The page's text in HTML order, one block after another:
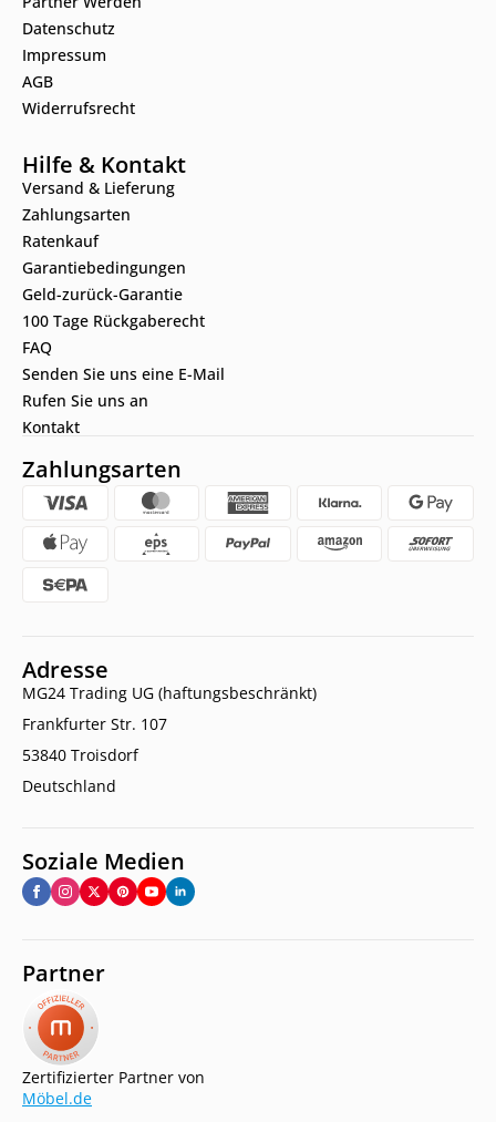
Datenschutz
Impressum
AGB
Widerrufsrecht
Hilfe & Kontakt
Versand & Lieferung
Zahlungsarten
Ratenkauf
Garantiebedingungen
Geld-zurück-Garantie
100 Tage Rückgaberecht
FAQ
Senden Sie uns eine E-Mail
Rufen Sie uns an
Kontakt
Zahlungsarten
Adresse
MG24 Trading UG (haftungsbeschränkt)
Frankfurter Str. 107
53840 Troisdorf
Deutschland
Soziale Medien
Partner
Zertifizierter Partner von
Möbel.de